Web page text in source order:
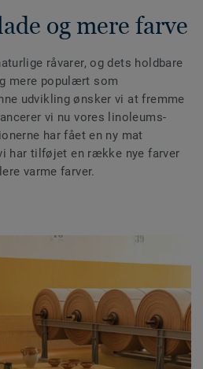
og mere farve
råvarer, og dets holdbare
mere populært som
udvikling ønsker vi at fremme
vi nu vores linoleums-
har fået en ny mat
har tilføjet en række nye farver
varme farver.